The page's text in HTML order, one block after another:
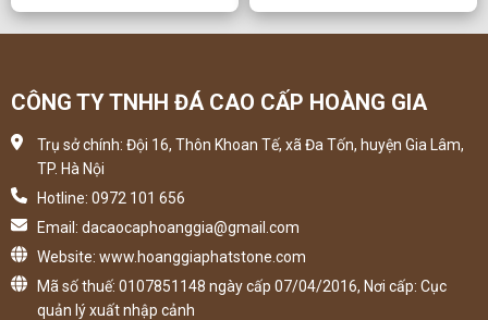
CÔNG TY TNHH ĐÁ CAO CẤP HOÀNG GIA
Trụ sở chính: Đội 16, Thôn Khoan Tế, xã Đa Tốn, huyện Gia Lâm,
TP. Hà Nội
Hotline: 0972 101 656
Email: dacaocaphoanggia@gmail.com
Website: www.hoanggiaphatstone.com
Mã số thuế: 0107851148 ngày cấp 07/04/2016, Nơi cấp: Cục
quản lý xuất nhập cảnh